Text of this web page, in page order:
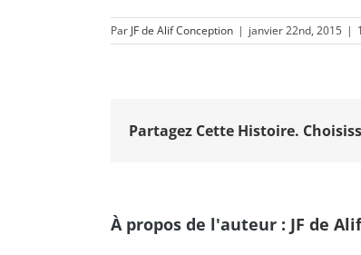
Par JF de Alif Conception | janvier 22nd, 2015 |
Partagez Cette Histoire.
À propos de l'auteur : JF de